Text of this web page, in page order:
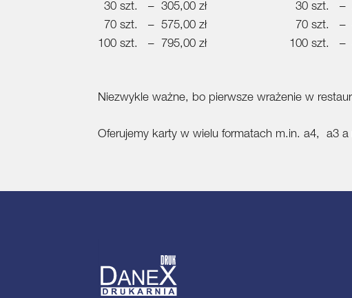
30 szt. – 305,00 zł
70 szt. – 575,00 zł
100 szt. – 795,00 zł
30 szt. –
70 szt. –
100 szt. –
Niezwykle ważne, bo pierwsze wrażenie w
Oferujemy karty w wielu formatach m.in. a4, a3